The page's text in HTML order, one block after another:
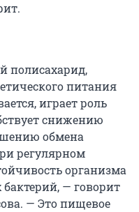
полисахарид,
питания
играет роль
снижению
обмена
регулярном
организма
— говорит
— Это пищевое